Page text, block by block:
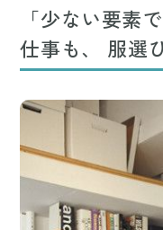
「少ない要素
仕事も、 服選